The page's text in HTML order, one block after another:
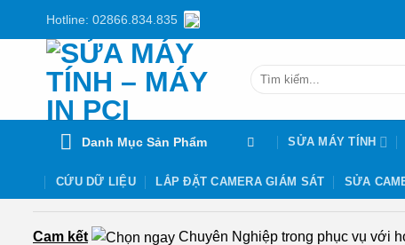
Hotline: 02866.834.835
Tìm
Danh Mục Sản Phẩm SỬA MÁY TÍNH
CỨU DỮ LIỆU LẮP ĐẶT CAMERA GIÁM SÁT SỬA
Cam kết Chuyên Nghiệp trong phục vụ với